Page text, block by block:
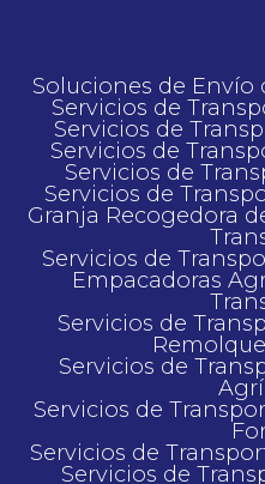
Soluciones de
Servicios de
Servicios de
Servicios de
Servicios de
Servicios de
Granja Recogedora
Servicios de
Empacadoras
Servicios de
Servicios de
Servicios de
Servicios de
Servicios de